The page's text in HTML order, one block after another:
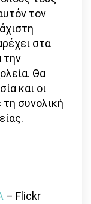
τον
στα
την
Θα
και οι
συνολική
– Flickr